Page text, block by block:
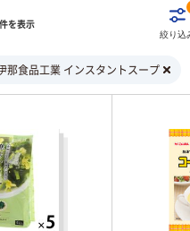
を表示
絞り込
那食品工業 インスタントスープ